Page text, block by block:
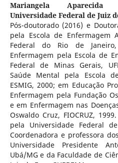
Mariangela Aparecida
Universidade Federal de Juiz
Pós-doutorado (2016) e
pela Escola de Enfermagem
Federal do Rio de
Enfermagem pela Escola de
Federal de Minas Gerais,
Saúde Mental pela Escola
ESMIG, 2000; em Educação
Enfermagem pela Fundação
e em Enfermagem nas
Oswaldo Cruz, FIOCRUZ,
pela Universidade Federal
Coordenadora e professora
Universidade Presidente
Ubá/MG e da Faculdade de